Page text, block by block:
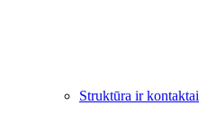
Struktūra ir kontaktai